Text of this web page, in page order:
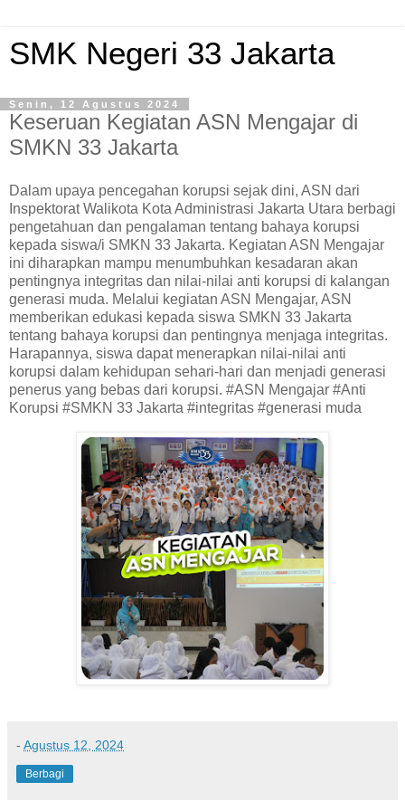
SMK Negeri 33 Jakarta
Senin, 12 Agustus 2024
Keseruan Kegiatan ASN Mengajar di
SMKN 33 Jakarta
Dalam upaya pencegahan korupsi sejak dini, ASN dari
Inspektorat Walikota Kota Administrasi Jakarta Utara berbagi
pengetahuan dan pengalaman tentang bahaya korupsi
kepada siswa/i SMKN 33 Jakarta. Kegiatan ASN Mengajar
ini diharapkan mampu menumbuhkan kesadaran akan
pentingnya integritas dan nilai-nilai anti korupsi di kalangan
generasi muda. Melalui kegiatan ASN Mengajar, ASN
memberikan edukasi kepada siswa SMKN 33 Jakarta
tentang bahaya korupsi dan pentingnya menjaga integritas.
Harapannya, siswa dapat menerapkan nilai-nilai anti
korupsi dalam kehidupan sehari-hari dan menjadi generasi
penerus yang bebas dari korupsi. #ASN Mengajar #Anti
Korupsi #SMKN 33 Jakarta #integritas #generasi muda
- Agustus 12, 2024
Berbagi